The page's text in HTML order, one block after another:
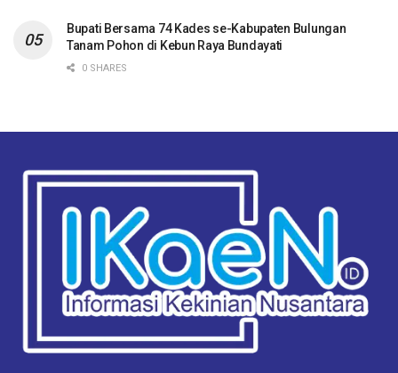
Bupati Bersama 74 Kades se-Kabupaten Bulungan
Tanam Pohon di Kebun Raya Bundayati
0 SHARES